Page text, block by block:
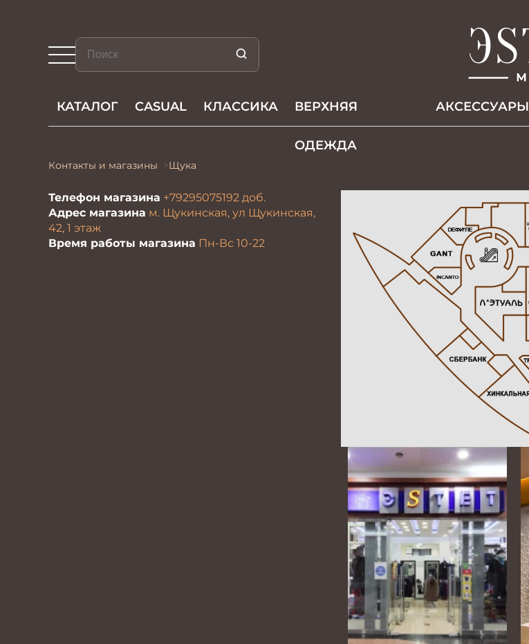
КАТАЛОГ CASUAL КЛАССИКА ВЕРХНЯЯ
ОДЕЖДА
АКCЕССУАРЫ
Контакты и магазины Щука
Телефон магазина +79295075192 доб.
Адрес магазина м. Щукинская, ул Щукинская,
42, 1 этаж
Время работы магазина Пн-Вс 10-22